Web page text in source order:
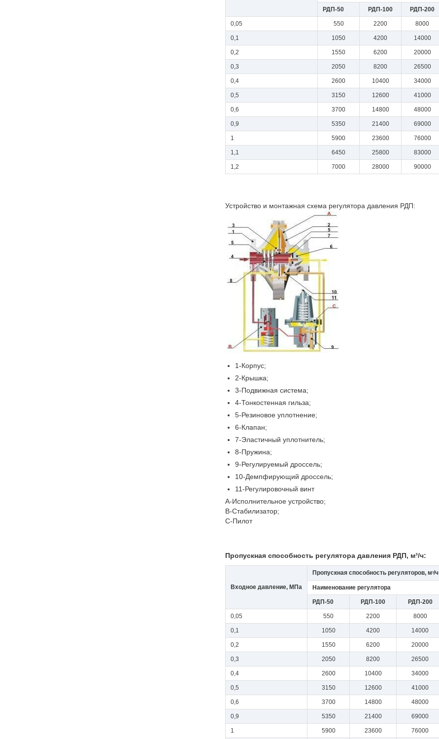
РДП-50 РДП-100 РДП-200
0,05 550 2200 8000
0,1 1050 4200 14000
0,2 1550 6200 20000
0,3 2050 8200 26500
0,4 2600 10400 34000
0,5 3150 12600 41000
0,6 3700 14800 48000
0,9 5350 21400 69000
1 5900 23600 76000
1,1 6450 25800 83000
1,2 7000 28000 90000
Устройство и монтажная схема регулятора давления РДП:
1-Корпус;
2-Крышка;
3-Подвижная система;
4-Тонкостенная гильза;
5-Резиновое уплотнение;
6-Клапан;
7-Эластичный уплотнитель;
8-Пружина;
9-Регулируемый дроссель;
10-Демпфирующий дроссель;
11-Регулировочный винт
А-Исполнительное устройство;
В-Стабилизатор;
С-Пилот
Пропускная способность регулятора давления РДП, м³/ч:
Входное давление, МПа
Пропускная способность регуляторов, м³/ч
Наименование регулятора
РДП-50 РДП-100 РДП-200
0,05 550 2200 8000
0,1 1050 4200 14000
0,2 1550 6200 20000
0,3 2050 8200 26500
0,4 2600 10400 34000
0,5 3150 12600 41000
0,6 3700 14800 48000
0,9 5350 21400 69000
1 5900 23600 76000